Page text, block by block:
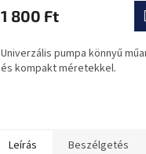
átlagos
értékelése
ből
0,0
1 800 Ft
Univerzális pumpa könnyű
és kompakt méretekkel.
Leírás Beszélgetés